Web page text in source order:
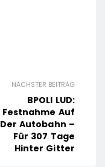
NÄCHSTER BEITRAG
BPOLI LUD:
Festnahme Auf
Der Autobahn –
Für 307 Tage
Hinter Gitter